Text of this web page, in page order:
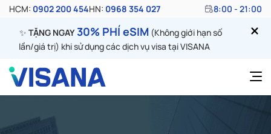
HCM: 0902 200 454HN: 0968 354 027 8:00 - 21:00
✨ TẶNG NGAY30% PHÍ eSIM (Không giới hạn số
lần/giá trị) khi sử dụng các dịch vụ visa tại VISANA